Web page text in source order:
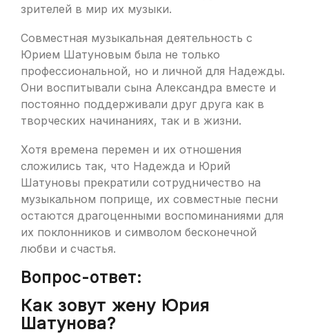
зрителей в мир их музыки.
Совместная музыкальная деятельность с
Юрием Шатуновым была не только
профессиональной, но и личной для Надежды.
Они воспитывали сына Александра вместе и
постоянно поддерживали друг друга как в
творческих начинаниях, так и в жизни.
Хотя времена перемен и их отношения
сложились так, что Надежда и Юрий
Шатуновы прекратили сотрудничество на
музыкальном поприще, их совместные песни
остаются драгоценными воспоминаниями для
их поклонников и символом бесконечной
любви и счастья.
Вопрос-ответ:
Как зовут жену Юрия
Шатунова?